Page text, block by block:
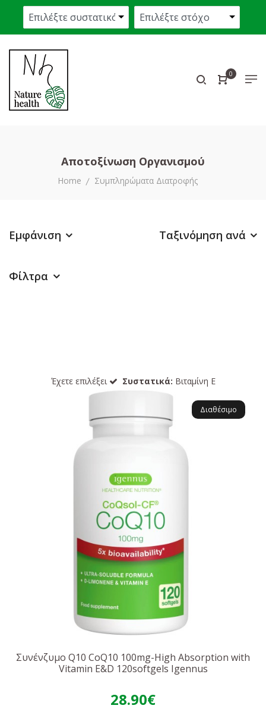
0
Αποτοξίνωση Οργανισμού
Home Συμπληρώματα Διατροφής
Εμφάνιση Ταξινόμηση ανά
Φίλτρα
Έχετε επιλέξει Συστατικά: Βιταμίνη Ε
Διαθέσιμο
Συνένζυμο Q10 CoQ10 100mg-High Absorption with
Vitamin E&D 120softgels Igennus
28.90€